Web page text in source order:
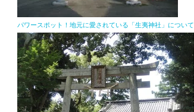
パワースポット！地元に愛されている「生夷神社」について